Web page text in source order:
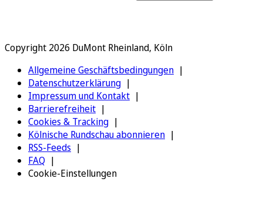
Copyright 2026 DuMont Rheinland, Köln
Allgemeine Geschäftsbedingungen
Datenschutzerklärung
Impressum und Kontakt
Barrierefreiheit
Cookies & Tracking
Kölnische Rundschau abonnieren
RSS-Feeds
FAQ
Cookie-Einstellungen